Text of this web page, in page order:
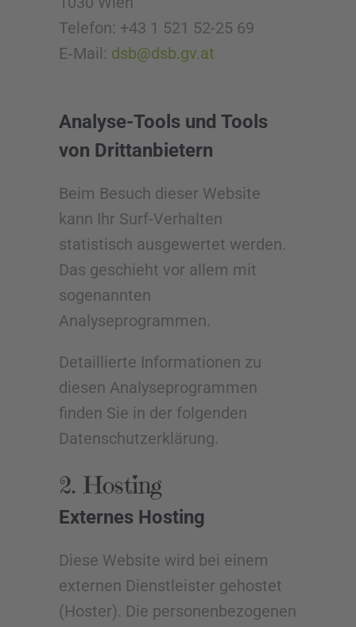
Telefon: +43 1 521 52-25 69
E‑Mail: dsb@dsb.gv.at
Analyse-Tools und Tools
von Dritt­anbietern
Beim Besuch dieser Website
kann Ihr Surf-Verhalten
statistisch ausgewertet werden.
Das geschieht vor allem mit
sogenannten
Analyseprogrammen.
Detaillierte Informationen zu
diesen Analyseprogrammen
finden Sie in der folgenden
Datenschutzerklärung.
2. Hosting
Externes Hosting
Diese Website wird bei einem
externen Dienstleister gehostet
(Hoster). Die personenbezogenen